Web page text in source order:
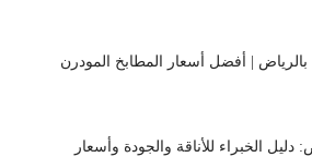
| أفضل أسعار المطابخ المودرن
الخبراء للأناقة والجودة وأسعار